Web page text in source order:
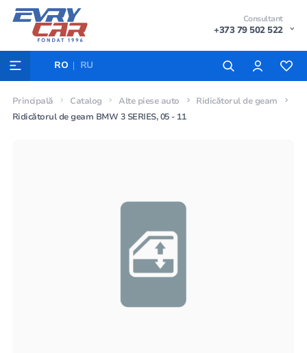
Consultant
+373 79 502 522
RO RU
Principală Catalog Alte piese auto
Ridicătorul de geam
Ridicătorul de geam BMW 3 SERIES, 05 - 11